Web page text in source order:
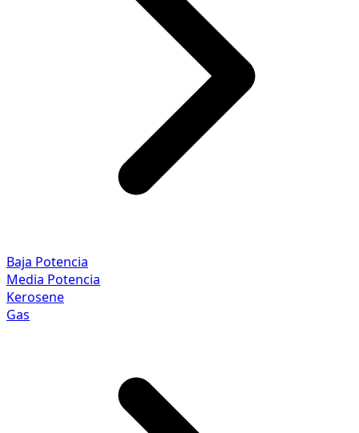
Baja Potencia
Media Potencia
Kerosene
Gas